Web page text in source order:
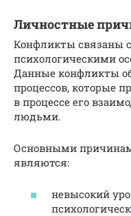
Личностные
Конфликты связаны
психологическими
Данные конфликты
процессов, которые
в процессе его
людьми.
Основными
являются:
невысокий